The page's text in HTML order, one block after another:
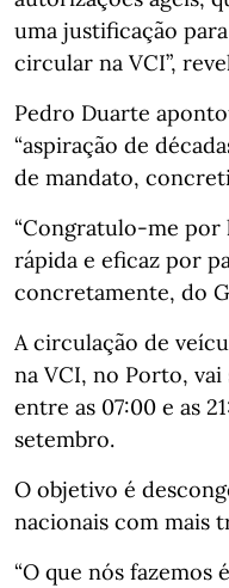
uma justificação
circular na VCI”,
Pedro Duarte
“aspiração de
de mandato,
“Congratulo-me por
rápida e eficaz por
concretamente, do
A circulação de
na VCI, no Porto,
entre as 07:00 e as
setembro.
O objetivo é
nacionais com mais
“O que nós fazemos